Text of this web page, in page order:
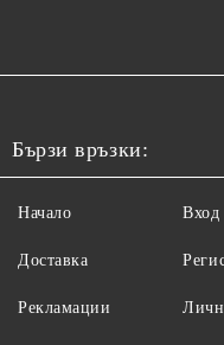
Бързи връзки:
Начало
Доставка
Рекламации
Вход